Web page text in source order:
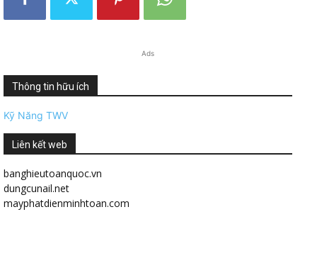
Ads
Thông tin hữu ích
Kỹ Năng TWV
Liên kết web
banghieutoanquoc.vn
dungcunail.net
mayphatdienminhtoan.com